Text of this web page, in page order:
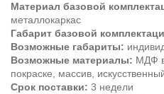
Материал базовой
металлокаркас
Габарит базовой
Возможные габариты:
Возможные материалы: МДФ в
покраске, массив,
Срок поставки: 3 недели